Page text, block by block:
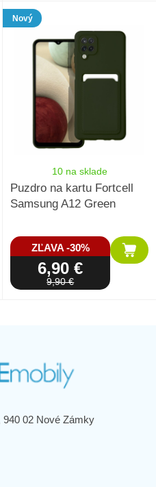
Nový
10 na sklade
Puzdro na kartu Fortcell
Samsung A12 Green
ZĽAVA -30%
6,90 €
9,90 €
940 02 Nové Zámky